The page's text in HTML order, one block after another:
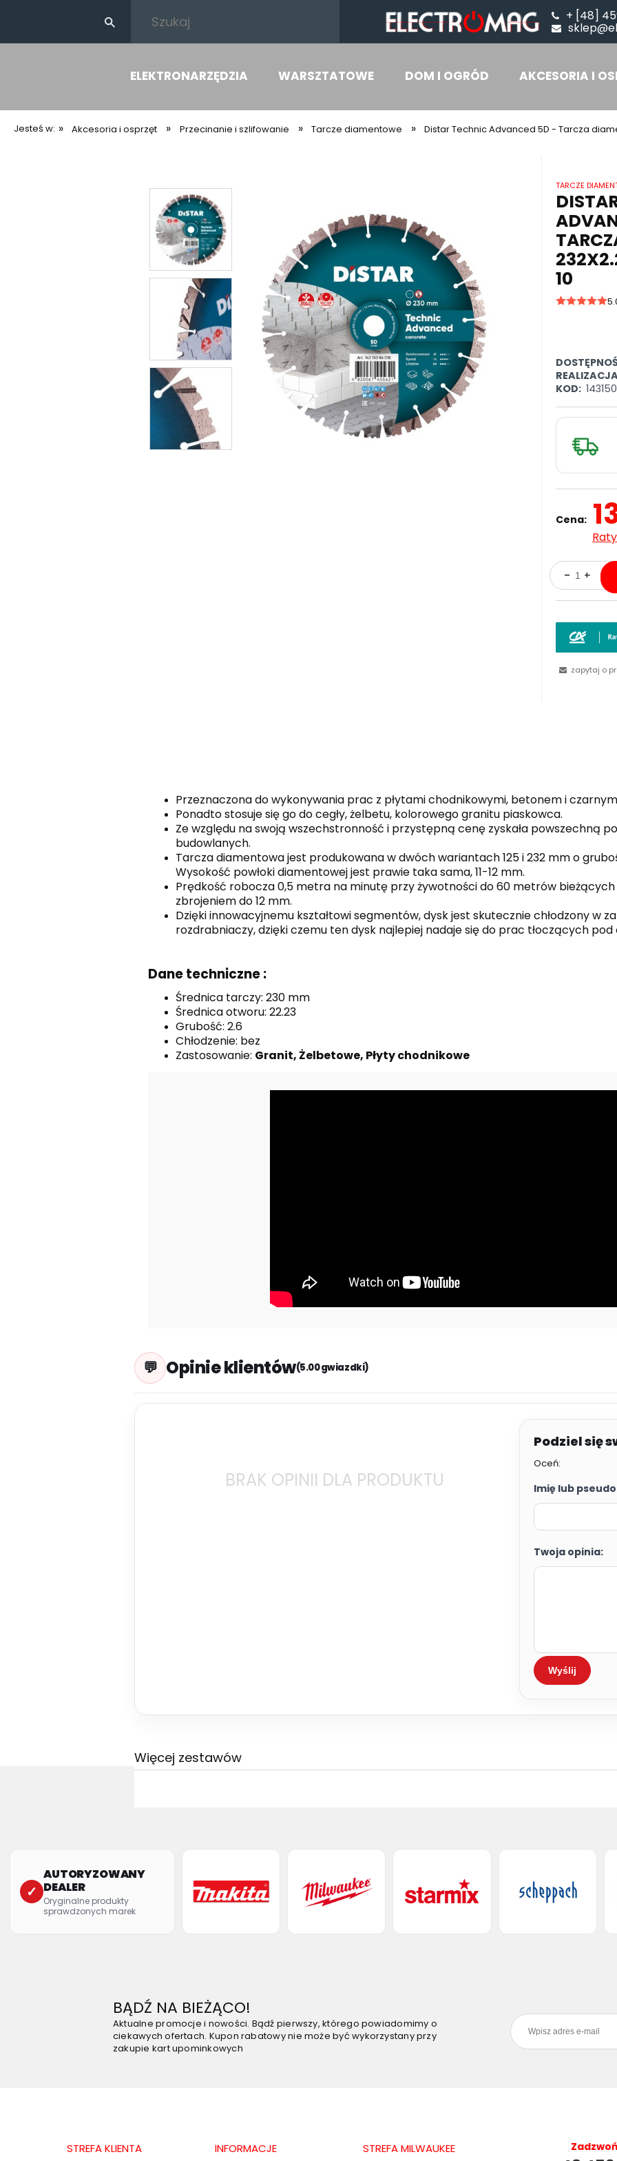
+ [48]
ELEKTRONARZĘDZIA WARSZTATOWE DOM I OGRÓD AKCESORIA I
Jesteś w: » Akcesoria i osprzęt » Przecinanie i szlifowanie » Tarcze diamentowe » Distar Technic Advanced 5D - Tarcza
TARCZE
10
KOD:
Cena:
zapytaj o
Przeznaczona do wykonywania prac z płytami chodnikowymi, betonem i
Ponadto stosuje się go do cegły, żelbetu, kolorowego granitu piaskowca.
Ze względu na swoją wszechstronność i przystępną cenę zyskała powszechną
budowlanych.
Tarcza diamentowa jest produkowana w dwóch wariantach 125 i 232 mm o
Wysokość powłoki diamentowej jest prawie taka sama, 11-12 mm.
Prędkość robocza 0,5 metra na minutę przy żywotności do 60 metrów
zbrojeniem do 12 mm.
Dzięki innowacyjnemu kształtowi segmentów, dysk jest skutecznie chłodzony w
rozdrabniaczy, dzięki czemu ten dysk najlepiej nadaje się do prac tłoczących
Dane techniczne :
Średnica tarczy: 230 mm
Średnica otworu: 22.23
Grubość: 2.6
Chłodzenie: bez
Zastosowanie: Granit, Żelbetowe, Płyty chodnikowe
Opinie klientów(5.00 gwiazdki)
BRAK OPINII DLA PRODUKTU
Oceń:
Imię lub
Twoja opinia:
Wyślij
Więcej zestawów
✓
AUTORYZOWANY
DEALER
Oryginalne produkty
sprawdzonych marek
BĄDŹ NA BIEŻĄCO!
Aktualne promocje i nowości. Bądź pierwszy, którego powiadomimy o
ciekawych ofertach. Kupon rabatowy nie może być wykorzystany przy
zakupie kart upominkowych
STREFA KLIENTA INFORMACJE STREFA MILWAUKEE